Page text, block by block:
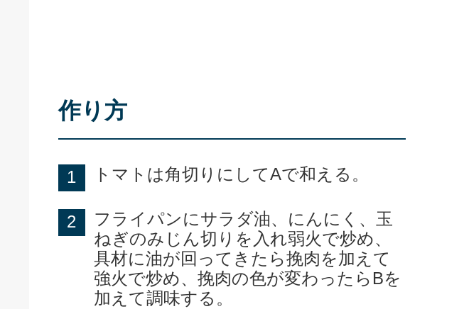
作り方
トマトは角切りにしてAで和える。
フライパンにサラダ油、にんにく、玉
ねぎのみじん切りを入れ弱火で炒め、
具材に油が回ってきたら挽肉を加えて
強火で炒め、挽肉の色が変わったらBを
加えて調味する。